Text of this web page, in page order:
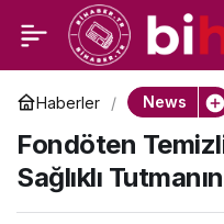
Haberler News
Fondöten
Sağlıklı
Bankalar